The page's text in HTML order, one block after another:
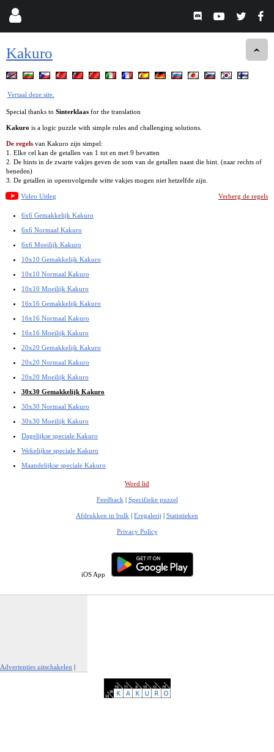
Kakuro
Vertaal deze site.
Special thanks to Sinterklaas for the translation
Kakuro is a logic puzzle with simple rules and challenging solutions.
De regels van Kakuro zijn simpel:
1. Elke cel kan de getallen van 1 tot en met 9 bevatten
2. De hints in de zwarte vakjes geven de som van de getallen naast die hint. (naar rechts of
beneden)
3. De getallen in opeenvolgende witte vakjes mogen niet hetzelfde zijn.
Video Uitleg Verberg de regels
6x6 Gemakkelijk Kakuro
6x6 Normaal Kakuro
6x6 Moeilijk Kakuro
10x10 Gemakkelijk Kakuro
10x10 Normaal Kakuro
10x10 Moeilijk Kakuro
16x16 Gemakkelijk Kakuro
16x16 Normaal Kakuro
16x16 Moeilijk Kakuro
20x20 Gemakkelijk Kakuro
20x20 Normaal Kakuro
20x20 Moeilijk Kakuro
30x30 Gemakkelijk Kakuro
30x30 Normaal Kakuro
30x30 Moeilijk Kakuro
Dagelijkse speciale Kakuro
Wekelijkse speciale Kakuro
Maandelijkse speciale Kakuro
Word lid
Feedback | Specifieke puzzel
Afdrukken in bulk | Eregalerij | Statistieken
Privacy Policy
iOS App
Advertenties uitschakelen |